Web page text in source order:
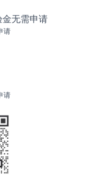
无需申请
请
请